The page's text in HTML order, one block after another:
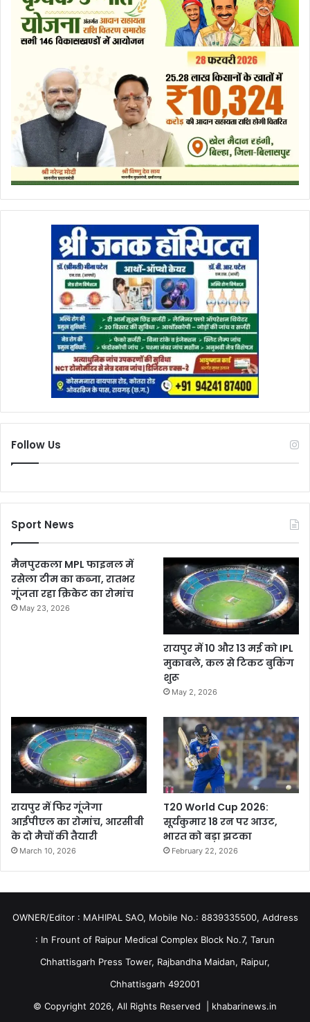
Follow Us
Sport News
मैनपुरकला MPL फाइनल में
रसेला टीम का कब्जा, रातभर
गूंजता रहा क्रिकेट का रोमांच
May 23, 2026
रायपुर में 10 और 13 मई को IPL
मुकाबले, कल से टिकट बुकिंग
शुरू
May 2, 2026
रायपुर में फिर गूंजेगा
आईपीएल का रोमांच, आरसीबी
के दो मैचों की तैयारी
March 10, 2026
T20 World Cup 2026:
सूर्यकुमार 18 रन पर आउट,
भारत को बड़ा झटका
February 22, 2026
OWNER/Editor : MAHIPAL SAO, Mobile No.: 8839335500, Address
: In Frount of Raipur Medical Complex Block No.7, Tarun
Chhattisgarh Press Tower, Rajbandha Maidan, Raipur,
Chhattisgarh 492001
© Copyright 2026, All Rights Reserved | khabarinews.in